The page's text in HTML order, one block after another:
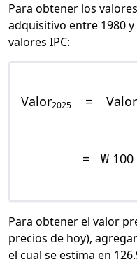
Para obtener los
adquisitivo entre 1980
valores IPC:
Valor2025 = Valor
= ₩ 100
Para obtener el valor
precios de hoy),
el cual se estima en